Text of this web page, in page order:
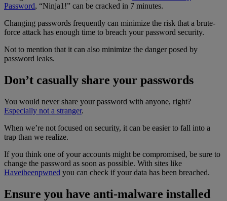
Password, “Ninja1!” can be cracked in 7 minutes.
Changing passwords frequently can minimize the risk that a brute-
force attack has enough time to breach your password security.
Not to mention that it can also minimize the danger posed by
password leaks.
Don’t casually share your passwords
You would never share your password with anyone, right?
Especially not a stranger.
When we’re not focused on security, it can be easier to fall into a
trap than we realize.
If you think one of your accounts might be compromised, be sure to
change the password as soon as possible. With sites like
Haveibeenpwned you can check if your data has been breached.
Ensure you have anti-malware installed